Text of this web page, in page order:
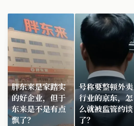
胖东来是家踏实
的好企业，但于
东来是不是有点
飘了？
号称要整顿外卖
行业的京东，怎
么就被监管约谈
了？